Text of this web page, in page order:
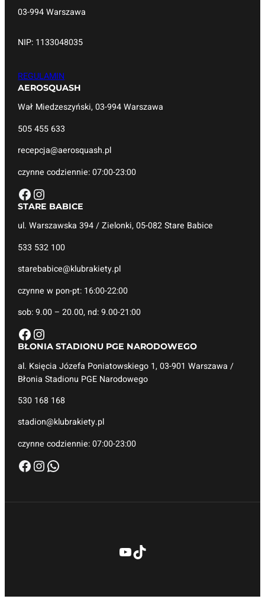
03-994 Warszawa
NIP: 1133048035
REGULAMIN
AEROSQUASH
Wał Miedzeszyński, 03-994 Warszawa
505 455 633
recepcja@aerosquash.pl
czynne codziennie: 07:00-23:00
Facebook Instagram
STARE BABICE
ul. Warszawska 394 / Zielonki, 05-082 Stare Babice
533 532 100
starebabice@klubrakiety.pl
czynne w pon-pt: 16:00-22:00
sob: 9.00 – 20.00, nd: 9.00-21:00
Facebook Instagram
BŁONIA STADIONU PGE NARODOWEGO
al. Księcia Józefa Poniatowskiego 1, 03-901 Warszawa /
Błonia Stadionu PGE Narodowego
530 168 168
stadion@klubrakiety.pl
czynne codziennie: 07:00-23:00
Facebook InstagramWhatsApp
YouTube TikTok